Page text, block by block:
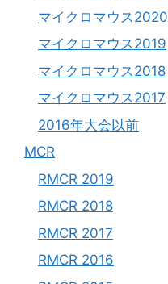
マイクロマウス2020
マイクロマウス2019
マイクロマウス2018
マイクロマウス2017
2016年大会以前
MCR
RMCR 2019
RMCR 2018
RMCR 2017
RMCR 2016